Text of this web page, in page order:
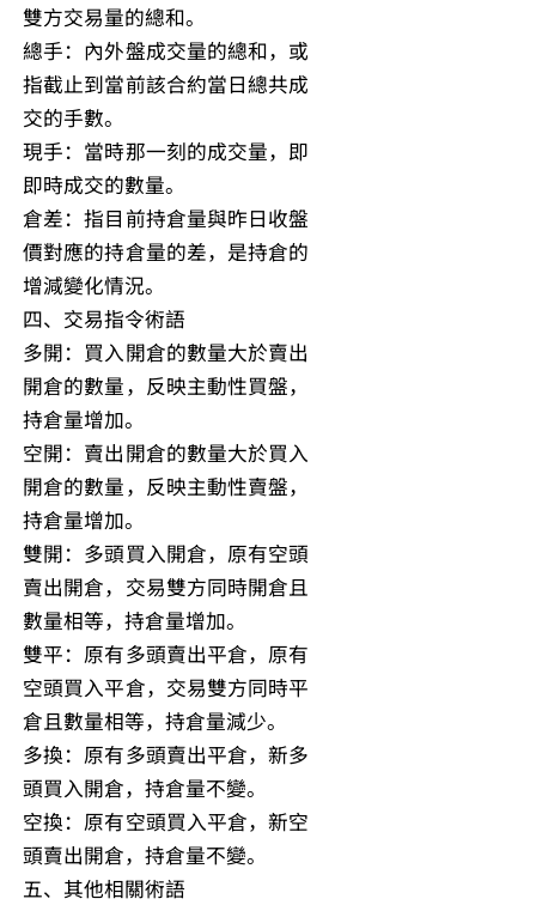
雙方交易量的總和。
總手：內外盤成交量的總和，或
指截止到當前該合約當日總共成
交的手數。
現手：當時那一刻的成交量，即
即時成交的數量。
倉差：指目前持倉量與昨日收盤
價對應的持倉量的差，是持倉的
增減變化情況。
四、交易指令術語
多開：買入開倉的數量大於賣出
開倉的數量，反映主動性買盤，
持倉量增加。
空開：賣出開倉的數量大於買入
開倉的數量，反映主動性賣盤，
持倉量增加。
雙開：多頭買入開倉，原有空頭
賣出開倉，交易雙方同時開倉且
數量相等，持倉量增加。
雙平：原有多頭賣出平倉，原有
空頭買入平倉，交易雙方同時平
倉且數量相等，持倉量減少。
多換：原有多頭賣出平倉，新多
頭買入開倉，持倉量不變。
空換：原有空頭買入平倉，新空
頭賣出開倉，持倉量不變。
五、其他相關術語